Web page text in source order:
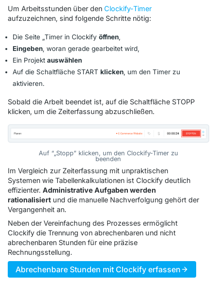
Um Arbeitsstunden über den Clockify-Timer
aufzuzeichnen, sind folgende Schritte nötig:
Die Seite „Timer in Clockify öffnen,
Eingeben, woran gerade gearbeitet wird,
Ein Projekt auswählen
Auf die Schaltfläche START klicken, um den Timer zu
aktivieren.
Sobald die Arbeit beendet ist, auf die Schaltfläche STOPP
klicken, um die Zeiterfassung abzuschließen.
Auf “„Stopp” klicken, um den Clockify-Timer zu
beenden
Im Vergleich zur Zeiterfassung mit unpraktischen
Systemen wie Tabellenkalkulationen ist Clockify deutlich
effizienter. Administrative Aufgaben werden
rationalisiert und die manuelle Nachverfolgung gehört der
Vergangenheit an.
Neben der Vereinfachung des Prozesses ermöglicht
Clockify die Trennung von abrechenbaren und nicht
abrechenbaren Stunden für eine präzise
Rechnungsstellung.
Abrechenbare Stunden mit Clockify erfassen